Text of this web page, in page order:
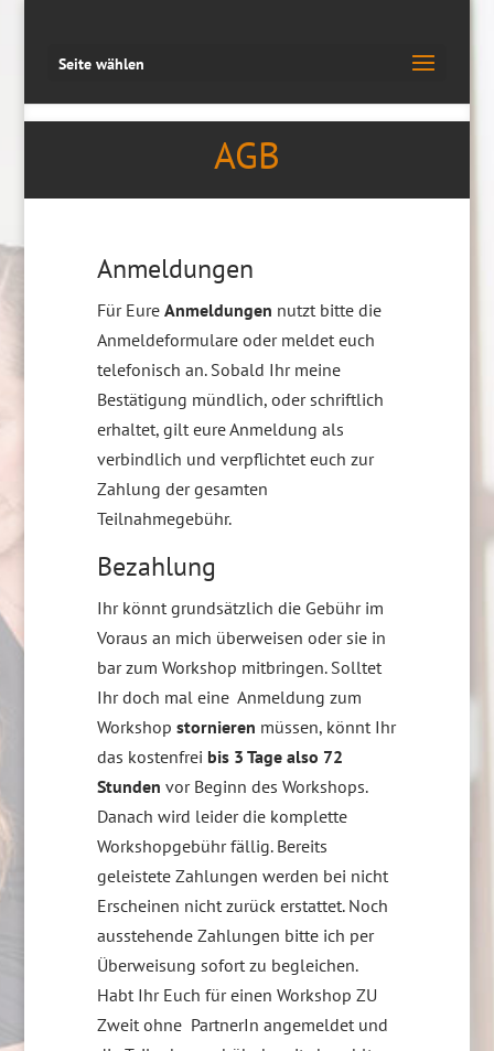
Seite wählen
AGB
Anmeldungen
Für Eure Anmeldungen nutzt bitte die
Anmeldeformulare oder meldet euch
telefonisch an. Sobald Ihr meine
Bestätigung mündlich, oder schriftlich
erhaltet, gilt eure Anmeldung als
verbindlich und verpflichtet euch zur
Zahlung der gesamten
Teilnahmegebühr.
Bezahlung
Ihr könnt grundsätzlich die Gebühr im
Voraus an mich überweisen oder sie in
bar zum Workshop mitbringen. Solltet
Ihr doch mal eine Anmeldung zum
Workshop stornieren müssen, könnt Ihr
das kostenfrei bis 3 Tage also 72
Stunden vor Beginn des Workshops.
Danach wird leider die komplette
Workshopgebühr fällig. Bereits
geleistete Zahlungen werden bei nicht
Erscheinen nicht zurück erstattet. Noch
ausstehende Zahlungen bitte ich per
Überweisung sofort zu begleichen.
Habt Ihr Euch für einen Workshop ZU
Zweit ohne PartnerIn angemeldet und